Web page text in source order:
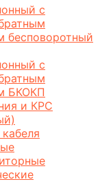
с
бесповоротный
с
БКОКП
и КРС